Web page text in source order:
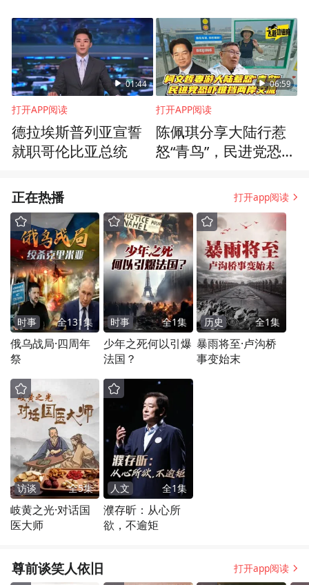
01:44
打开APP阅读
德拉埃斯普列亚宣誓
就职哥伦比亚总统
06:59
打开APP阅读
陈佩琪分享大陆行惹
怒“青鸟”，民进党恐吓
正在热播 打开app阅读
时事 全131集
俄乌战局·四周年
祭
时事 全1集
少年之死何以引爆
法国？
历史 全1集
暴雨将至·卢沟桥
事变始末
访谈 全5集
岐黄之光·对话国
医大师
人文 全1集
濮存昕：从心所
欲，不逾矩
尊前谈笑人依旧 打开app阅读